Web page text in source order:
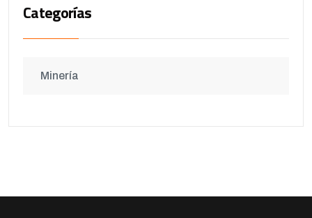
Categorías
Minería